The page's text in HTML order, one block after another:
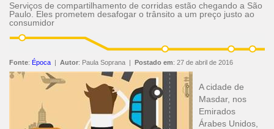
Serviços de compartilhamento de corridas estão chegando a São
Paulo. Eles prometem desafogar o trânsito a um preço justo ao
consumidor
Fonte: Época | Autor: Paula Soprana | Postado em: 27 de abril de 2016
A cidade de
Masdar, nos
Emirados
Árabes Unidos,